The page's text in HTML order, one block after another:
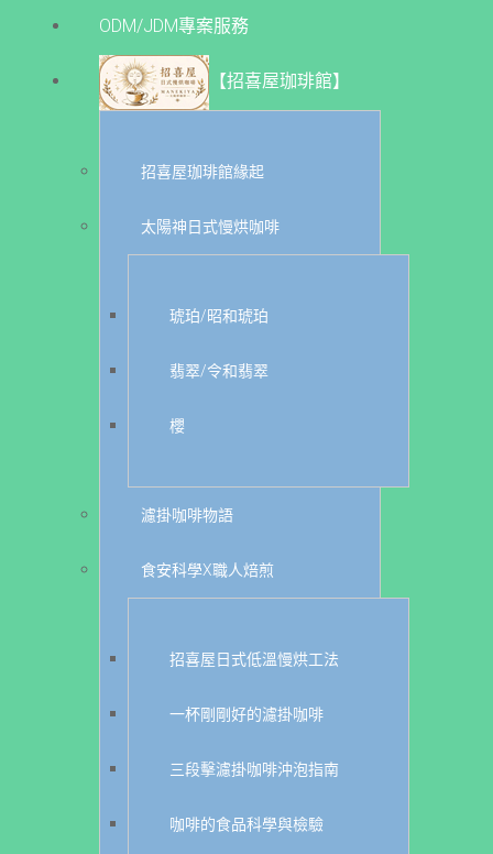
ODM/JDM專案服務
【招喜屋珈琲館】
招喜屋珈琲館緣起
太陽神日式慢烘咖啡
琥珀/昭和琥珀
翡翠/令和翡翠
櫻
濾掛咖啡物語
食安科學X職人焙煎
招喜屋日式低溫慢烘工法
一杯剛剛好的濾掛咖啡
三段擊濾掛咖啡沖泡指南
咖啡的食品科學與檢驗